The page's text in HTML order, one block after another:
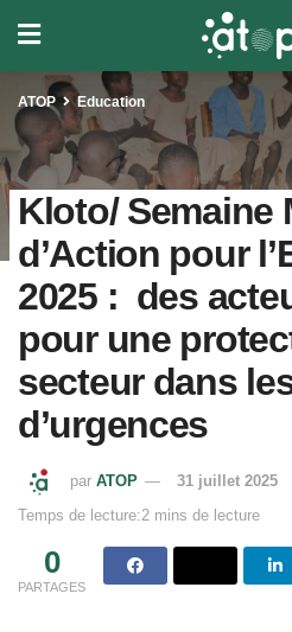
ATOP Education
Kloto/ Semaine
d’Action pour
2025 : des
pour une
secteur dans
d’urgences
par ATOP
31 juillet 2025
Temps de lecture:2 mins de lecture
0
PARTAGES